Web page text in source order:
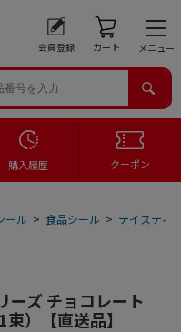
会員登録 カート メニュー
購入履歴 クーポン
ール > 食品シール > テイスティ
ズ チョコレート
）【直送品】